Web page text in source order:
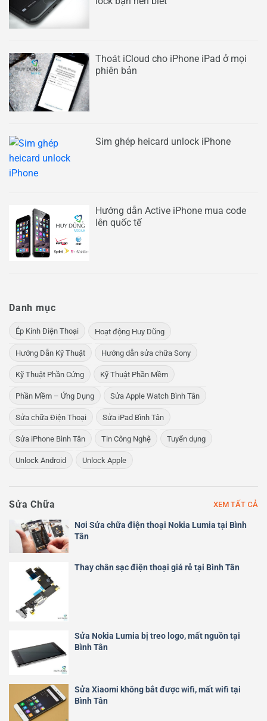
Thoát iCloud cho iPhone iPad ở mọi
phiên bản
Sim ghép heicard unlock iPhone
Hướng dẫn Active iPhone mua code
lên quốc tế
Danh mục
Ép Kính Điện Thoại Hoạt động Huy Dũng
Hướng Dẫn Kỹ Thuật Hướng dẫn sửa chữa Sony
Kỹ Thuật Phần Cứng Kỹ Thuật Phần Mềm
Phần Mềm – Ứng Dụng Sửa Apple Watch Bình Tân
Sửa chữa Điện Thoại Sửa iPad Bình Tân
Sửa iPhone Bình Tân Tin Công Nghệ Tuyển dụng
Unlock Android Unlock Apple
Sửa Chữa XEM TẤT CẢ
Nơi Sửa chữa điện thoại Nokia Lumia tại Bình
Tân
Thay chân sạc điện thoại giá rẻ tại Bình Tân
Sửa Nokia Lumia bị treo logo, mất nguồn tại
Bình Tân
Sửa Xiaomi không bắt được wifi, mất wifi tại
Bình Tân